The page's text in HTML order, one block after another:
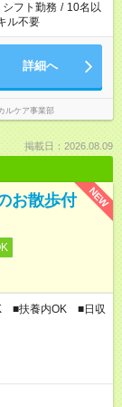
シフト勤務 / 10名以
ル不要
詳細へ
ルケア事業部
掲載日：2026.08.09
NEW
お散歩付
■扶養内OK ■日収